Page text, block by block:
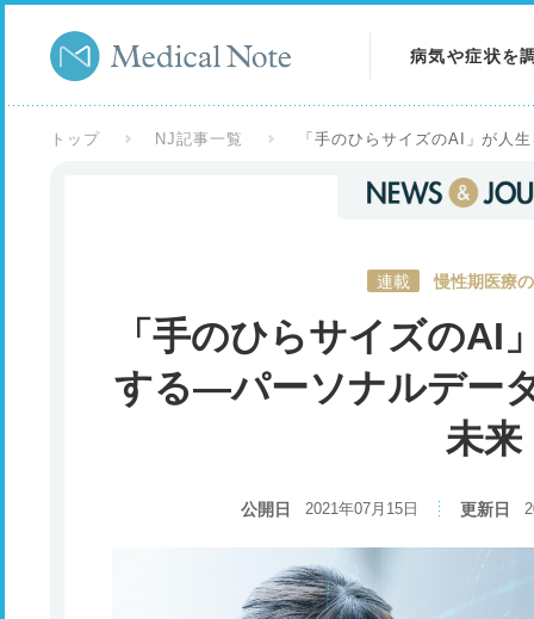
病気や症状を
症状を調べる
トップ NJ記事一覧 「手のひらサイズのAI」が人
連載 慢性期医療
「手のひらサイズのAI
する―パーソナルデー
未来
公開日 2021年07月15日 更新日